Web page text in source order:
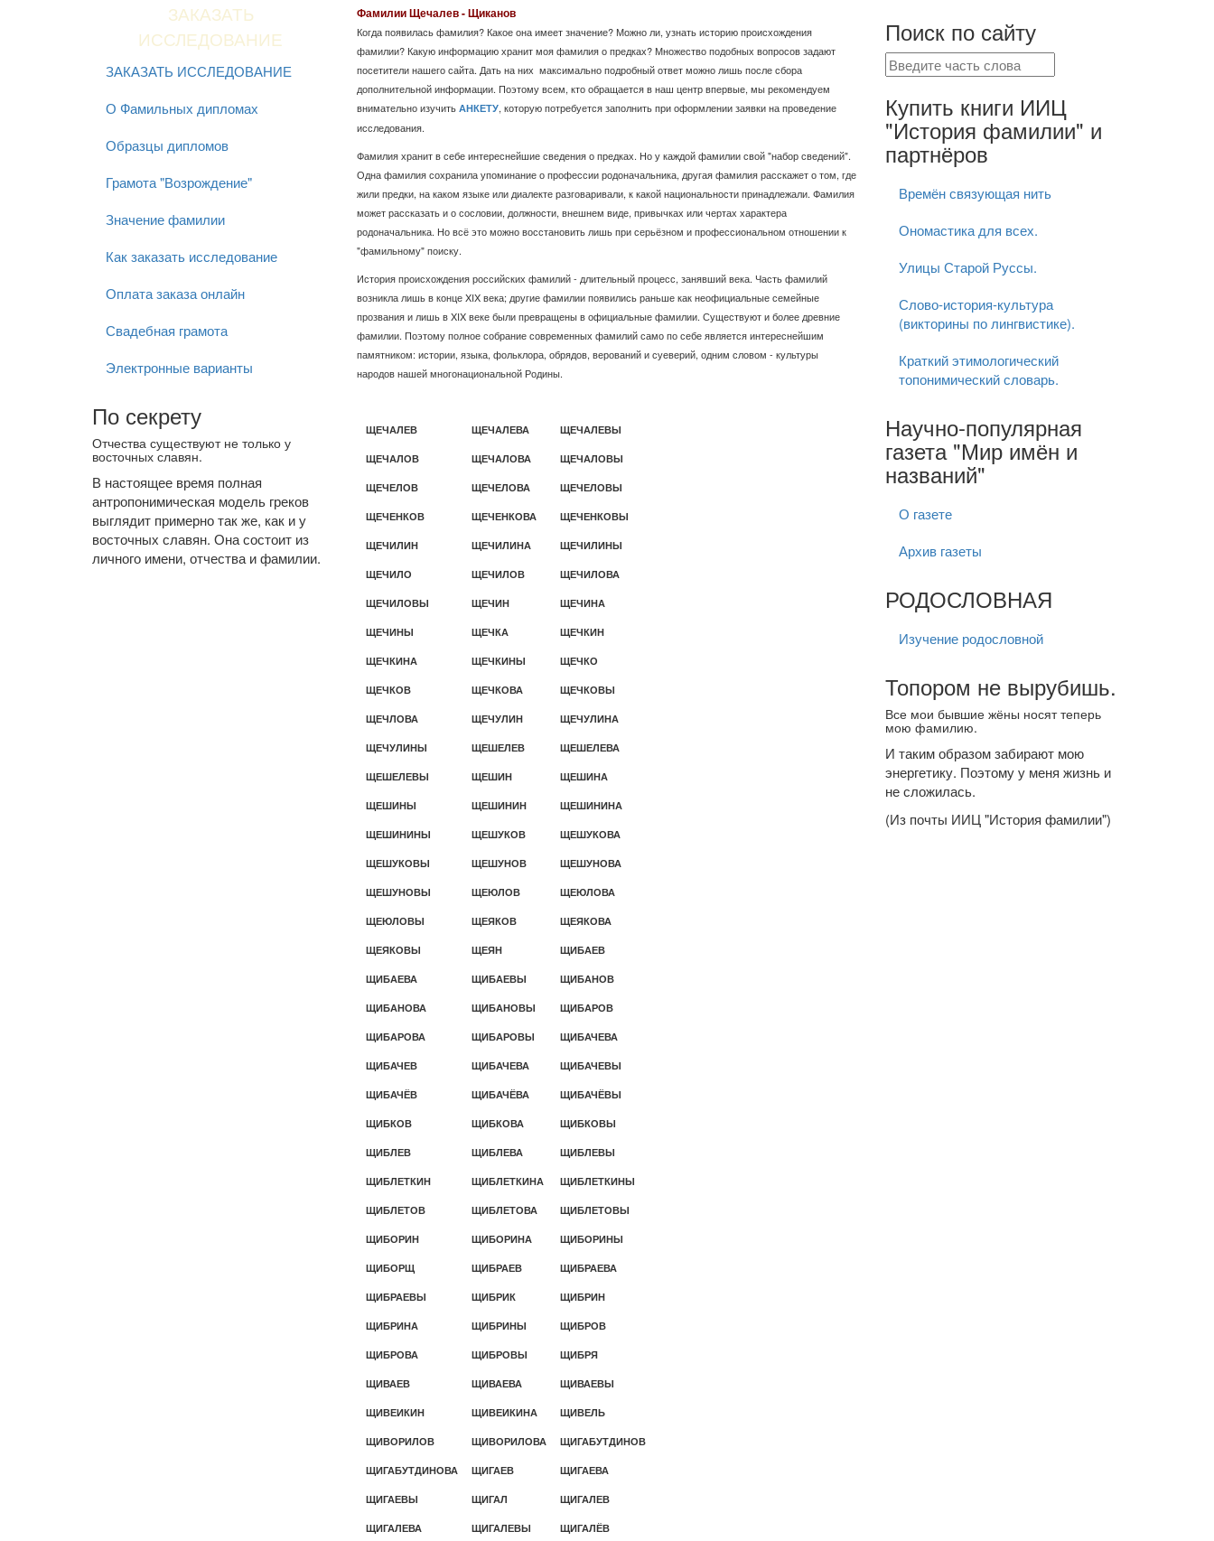
ЗАКАЗАТЬ
ИССЛЕДОВАНИЕ
ЗАКАЗАТЬ ИССЛЕДОВАНИЕ
О Фамильных дипломах
Образцы дипломов
Грамота "Возрождение"
Значение фамилии
Как заказать исследование
Оплата заказа онлайн
Свадебная грамота
Электронные варианты
По секрету
Отчества существуют не только у
восточных славян.
В настоящее время полная
антропонимическая модель греков
выглядит примерно так же, как и у
восточных славян. Она состоит из
личного имени, отчества и фамилии.
Фамилии Щечалев - Щиканов
Когда появилась фамилия? Какое она имеет значение? Можно ли, узнать историю происхождения
фамилии? Какую информацию хранит моя фамилия о предках? Множество подобных вопросов задают
посетители нашего сайта. Дать на них максимально подробный ответ можно лишь после сбора
дополнительной информации. Поэтому всем, кто обращается в наш центр впервые, мы рекомендуем
внимательно изучить АНКЕТУ, которую потребуется заполнить при оформлении заявки на проведение
исследования.
Фамилия хранит в себе интереснейшие сведения о предках. Но у каждой фамилии свой "набор сведений".
Одна фамилия сохранила упоминание о профессии родоначальника, другая фамилия расскажет о том, где
жили предки, на каком языке или диалекте разговаривали, к какой национальности принадлежали. Фамилия
может рассказать и о сословии, должности, внешнем виде, привычках или чертах характера
родоначальника. Но всё это можно восстановить лишь при серьёзном и профессиональном отношении к
"фамильному" поиску.
История происхождения российских фамилий - длительный процесс, занявший века. Часть фамилий
возникла лишь в конце XIX века; другие фамилии появились раньше как неофициальные семейные
прозвания и лишь в XIX веке были превращены в официальные фамилии. Существуют и более древние
фамилии. Поэтому полное собрание современных фамилий само по себе является интереснейшим
памятником: истории, языка, фольклора, обрядов, верований и суеверий, одним словом - культуры
народов нашей многонациональной Родины.
ЩЕЧАЛЕВ ЩЕЧАЛЕВА ЩЕЧАЛЕВЫ
ЩЕЧАЛОВ ЩЕЧАЛОВА ЩЕЧАЛОВЫ
ЩЕЧЕЛОВ ЩЕЧЕЛОВА ЩЕЧЕЛОВЫ
ЩЕЧЕНКОВ ЩЕЧЕНКОВА ЩЕЧЕНКОВЫ
ЩЕЧИЛИН ЩЕЧИЛИНА ЩЕЧИЛИНЫ
ЩЕЧИЛО ЩЕЧИЛОВ ЩЕЧИЛОВА
ЩЕЧИЛОВЫ ЩЕЧИН ЩЕЧИНА
ЩЕЧИНЫ ЩЕЧКА ЩЕЧКИН
ЩЕЧКИНА ЩЕЧКИНЫ ЩЕЧКО
ЩЕЧКОВ ЩЕЧКОВА ЩЕЧКОВЫ
ЩЕЧЛОВА ЩЕЧУЛИН ЩЕЧУЛИНА
ЩЕЧУЛИНЫ ЩЕШЕЛЕВ ЩЕШЕЛЕВА
ЩЕШЕЛЕВЫ ЩЕШИН ЩЕШИНА
ЩЕШИНЫ ЩЕШИНИН ЩЕШИНИНА
ЩЕШИНИНЫ ЩЕШУКОВ ЩЕШУКОВА
ЩЕШУКОВЫ ЩЕШУНОВ ЩЕШУНОВА
ЩЕШУНОВЫ ЩЕЮЛОВ ЩЕЮЛОВА
ЩЕЮЛОВЫ ЩЕЯКОВ ЩЕЯКОВА
ЩЕЯКОВЫ ЩЕЯН ЩИБАЕВ
ЩИБАЕВА ЩИБАЕВЫ ЩИБАНОВ
ЩИБАНОВА ЩИБАНОВЫ ЩИБАРОВ
ЩИБАРОВА ЩИБАРОВЫ ЩИБАЧЕВА
ЩИБАЧЕВ ЩИБАЧЕВА ЩИБАЧЕВЫ
ЩИБАЧЁВ ЩИБАЧЁВА ЩИБАЧЁВЫ
ЩИБКОВ ЩИБКОВА ЩИБКОВЫ
ЩИБЛЕВ ЩИБЛЕВА ЩИБЛЕВЫ
ЩИБЛЕТКИН ЩИБЛЕТКИНА ЩИБЛЕТКИНЫ
ЩИБЛЕТОВ ЩИБЛЕТОВА ЩИБЛЕТОВЫ
ЩИБОРИН ЩИБОРИНА ЩИБОРИНЫ
ЩИБОРЩ ЩИБРАЕВ ЩИБРАЕВА
ЩИБРАЕВЫ ЩИБРИК ЩИБРИН
ЩИБРИНА ЩИБРИНЫ ЩИБРОВ
ЩИБРОВА ЩИБРОВЫ ЩИБРЯ
ЩИВАЕВ ЩИВАЕВА ЩИВАЕВЫ
ЩИВЕИКИН ЩИВЕИКИНА ЩИВЕЛЬ
ЩИВОРИЛОВ ЩИВОРИЛОВА ЩИГАБУТДИНОВ
ЩИГАБУТДИНОВА ЩИГАЕВ ЩИГАЕВА
ЩИГАЕВЫ ЩИГАЛ ЩИГАЛЕВ
ЩИГАЛЕВА ЩИГАЛЕВЫ ЩИГАЛЁВ
Поиск по сайту
Купить книги ИИЦ
"История фамилии" и
партнёров
Времён связующая нить
Ономастика для всех.
Улицы Старой Руссы.
Слово-история-культура
(викторины по лингвистике).
Краткий этимологический
топонимический словарь.
Научно-популярная
газета "Мир имён и
названий"
О газете
Архив газеты
РОДОСЛОВНАЯ
Изучение родословной
Топором не вырубишь.
Все мои бывшие жёны носят теперь
мою фамилию.
И таким образом забирают мою
энергетику. Поэтому у меня жизнь и
не сложилась.
(Из почты ИИЦ "История фамилии")